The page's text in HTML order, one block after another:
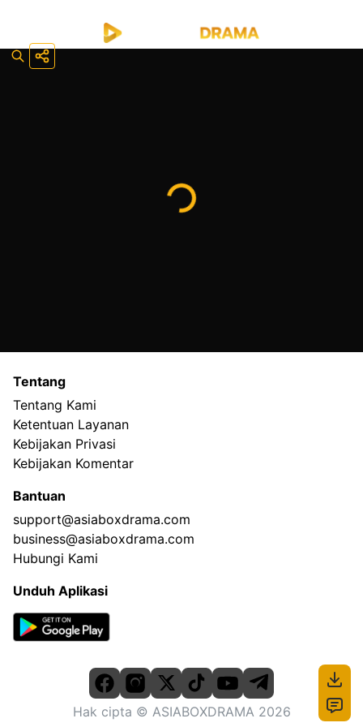
Tentang
Tentang Kami
Ketentuan Layanan
Kebijakan Privasi
Kebijakan Komentar
Bantuan
support@asiaboxdrama.com
business@asiaboxdrama.com
Hubungi Kami
Unduh Aplikasi
Hak cipta © ASIABOXDRAMA 2026